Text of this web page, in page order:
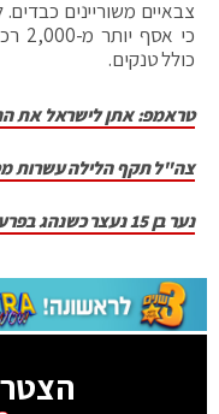
צבאיים משוריינים
כי
כולל טנקים.
טראמפ: אתן לישראל את
צה"ל תקף הלילה עשרות
נער בן 15 נעצר כשנהג בפרעות בטרקטורון